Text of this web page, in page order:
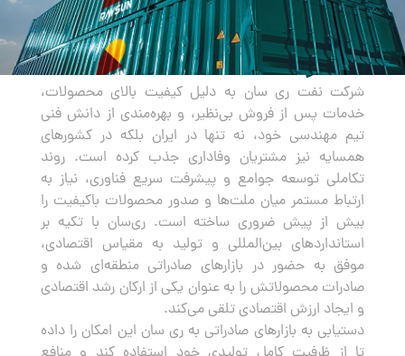
صادرات
شرکت نفت ری سان به دلیل کیفیت بالای محصولات،
خدمات پس از فروش بی‌نظیر، و بهره‌مندی از دانش فنی
تیم مهندسی خود، نه تنها در ایران بلکه در کشورهای
همسایه نیز مشتریان وفاداری جذب کرده است. روند
تکاملی توسعه جوامع و پیشرفت سریع فناوری، نیاز به
ارتباط مستمر میان ملت‌ها و صدور محصولات باکیفیت را
بیش از پیش ضروری ساخته است. ری‌سان با تکیه بر
استانداردهای بین‌المللی و تولید به مقیاس اقتصادی،
موفق به حضور در بازارهای صادراتی منطقه‌ای شده و
صادرات محصولاتش را به عنوان یکی از ارکان رشد اقتصادی
و ایجاد ارزش اقتصادی تلقی می‌کند.
دستیابی به بازارهای صادراتی به ری سان این امکان را داده